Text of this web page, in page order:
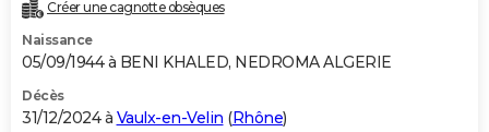
Créer une cagnotte obsèques
Naissance
05/09/1944 à BENI KHALED, NEDROMA ALGERIE
Décès
31/12/2024 à Vaulx-en-Velin (Rhône)